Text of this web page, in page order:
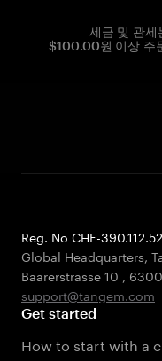
세금 및 관세
$100.00원 이상 주
Reg. No CHE-
Global Headquarters,
Baarerstrasse 10 ,
support@tangem.com
Get started
How to start with a